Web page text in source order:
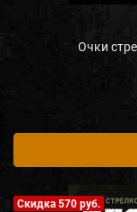
Очки
Скидка 570 руб.